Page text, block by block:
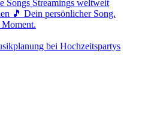
Songs Streamings weltweit
🎵 Dein persönlicher Song.
bei Hochzeitspartys